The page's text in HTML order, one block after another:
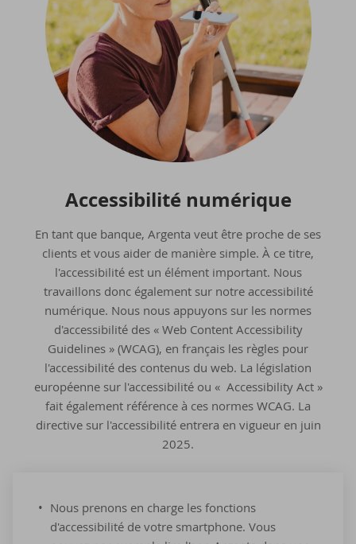
Ac­ces­si­bi­li­té nu­mé­rique
En tant que banque, Argenta veut être proche de ses
clients et vous aider de manière simple. À ce titre,
l'accessibilité est un élément important. Nous
travaillons donc également sur notre accessibilité
numérique. Nous nous appuyons sur les normes
d'accessibilité des « Web Content Accessibility
Guidelines » (WCAG), en français les règles pour
l'accessibilité des contenus du web. La législation
européenne sur l'accessibilité ou « Accessibility Act »
fait également référence à ces normes WCAG. La
directive sur l'accessibilité entrera en vigueur en juin
2025.
Nous prenons en charge les fonctions
d'accessibilité de votre smartphone. Vous